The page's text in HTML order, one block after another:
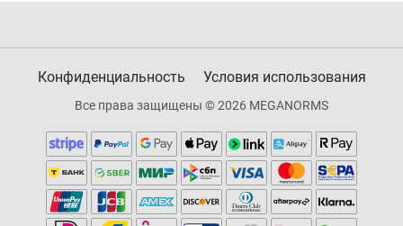
Конфиденциальность Условия использования
Все права защищены © 2026 MEGANORMS